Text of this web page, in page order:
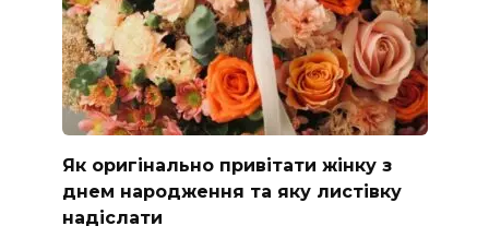
Як оригінально привітати жінку з
днем народження та яку листівку
надіслати